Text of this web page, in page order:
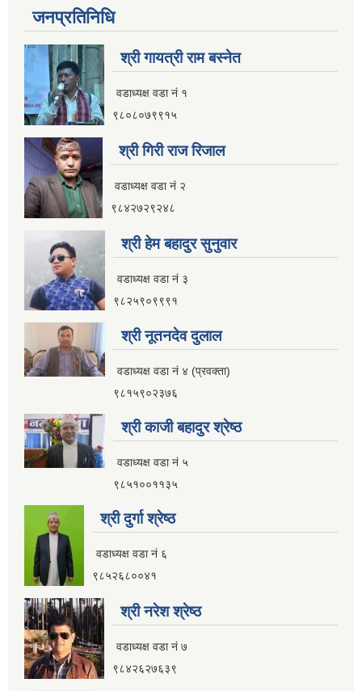
जनप्रतिनिधि
श्री गायत्री राम बस्नेत
वडाध्यक्ष वडा न‌ं १
९८०८०७९९१५
श्री गिरी राज रिजाल
वडाध्यक्ष वडा नं २
९८४२७२९२४८
श्री हेम बहादुर सुनुवार
वडाध्यक्ष वडा नं ३
९८२५९०९९९१
श्री नूतनदेव दुलाल
वडाध्यक्ष वडा नं ४ (प्रवक्ता)
९८१५९०२३७६
श्री काजी बहादुर श्रेष्ठ
वडाध्यक्ष वडा नं ५
९८५१००११३५
श्री दुर्गा श्रेष्ठ
वडाध्यक्ष वडा नं ६
९८५२६८००४१
श्री नरेश श्रेष्ठ
वडाध्यक्ष वडा नं ७
९८४२६२७६३९